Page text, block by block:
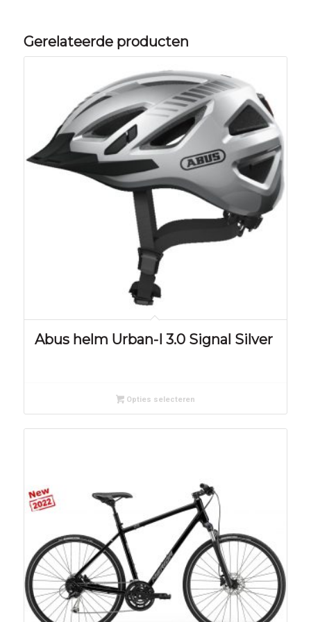
Gerelateerde producten
Abus helm Urban-I 3.0 Signal Silver
Opties selecteren